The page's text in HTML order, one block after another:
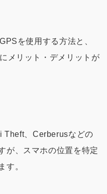
を使用する方法と、
メリット・デメリットが
Theft、Cerberusなどの
が、スマホの位置を特定
す。